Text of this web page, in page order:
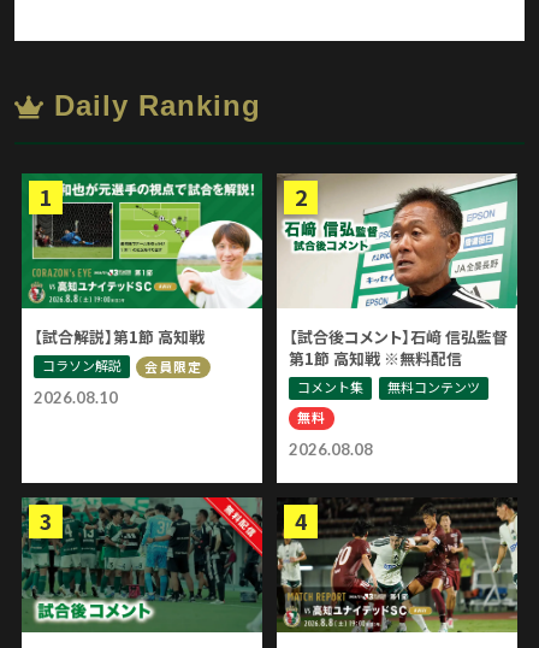
Daily Ranking
2026.08.10
【試合解説】第1節 高知戦
コラソン解説 会員限定
2026.08.08
【試合後コメント】石﨑 信弘監督
第1節 高知戦 ※無料配信
コメント集
無料コンテンツ
無料